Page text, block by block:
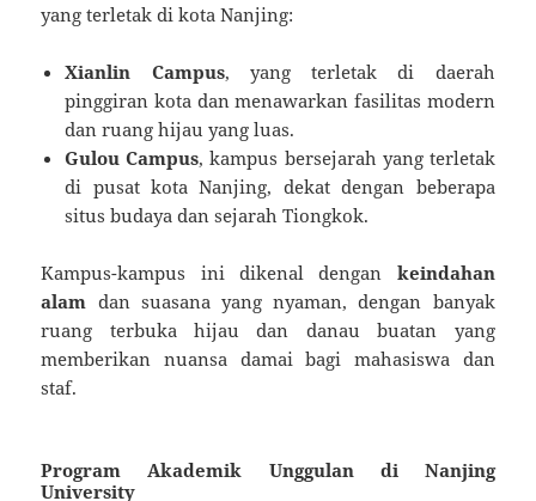
yang terletak di kota Nanjing:
Xianlin Campus, yang terletak di daerah
pinggiran kota dan menawarkan fasilitas modern
dan ruang hijau yang luas.
Gulou Campus, kampus bersejarah yang terletak
di pusat kota Nanjing, dekat dengan beberapa
situs budaya dan sejarah Tiongkok.
Kampus-kampus ini dikenal dengan keindahan
alam dan suasana yang nyaman, dengan banyak
ruang terbuka hijau dan danau buatan yang
memberikan nuansa damai bagi mahasiswa dan
staf.
Program Akademik Unggulan di Nanjing
University